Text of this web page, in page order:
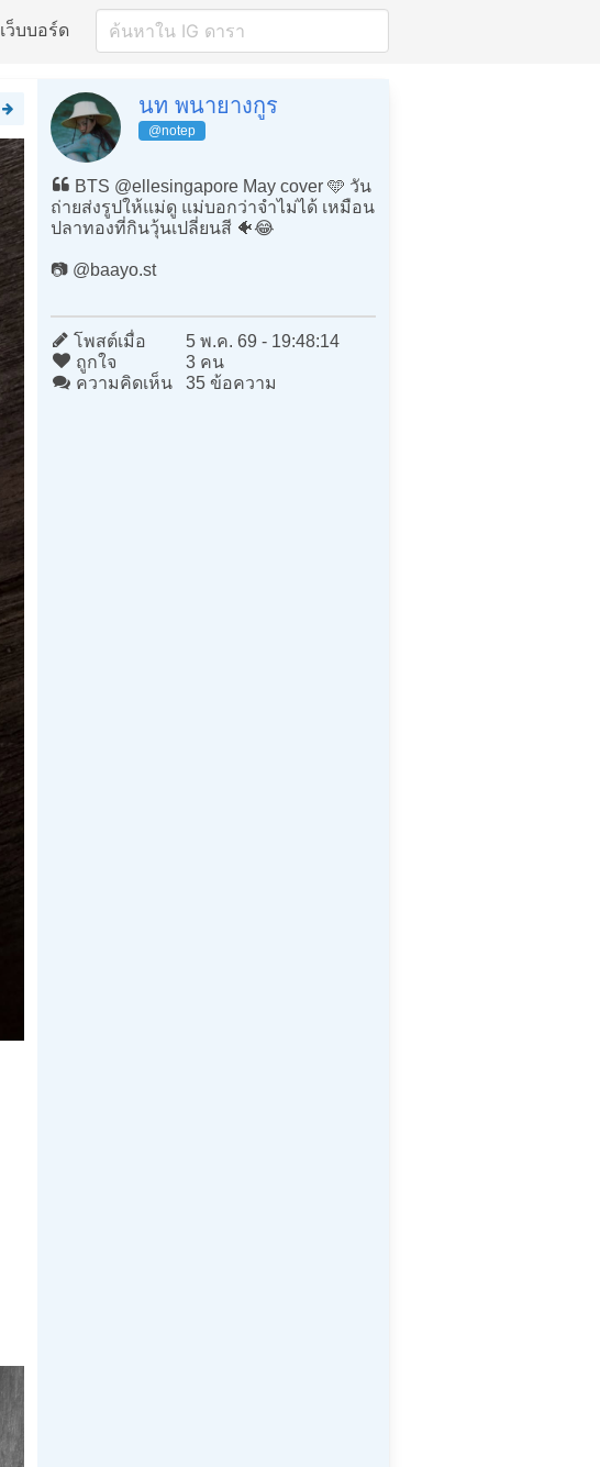
เว็บบอร์ด
นท พนายางกูร
@notep
BTS @ellesingapore May cover 🩵 วัน
ถ่ายส่งรูปให้แม่ดู แม่บอกว่าจำไม่ได้ เหมือน
ปลาทองที่กินวุ้นเปลี่ยนสี 🐠😂
📷 @baayo.st
โพสต์เมื่อ
5 พ.ค. 69 - 19:48:14
ถูกใจ
3 คน
ความคิดเห็น
35 ข้อความ